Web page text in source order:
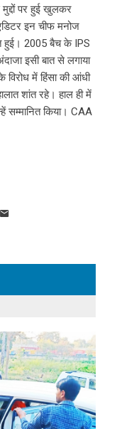
पर हुई खुलकर
इन चीफ मनोज
हुई। 2005 बैच के IPS
इसी बात से लगाया
में हिंसा की आंधी
शांत रहे। हाल ही में
सम्मानित किया। CAA